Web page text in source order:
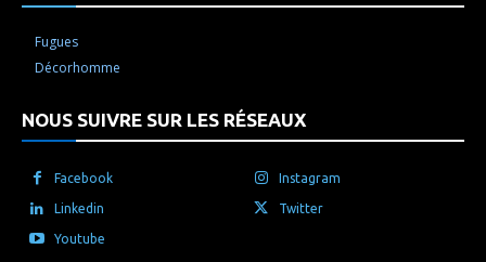
Fugues
Décorhomme
NOUS SUIVRE SUR LES RÉSEAUX
Facebook Instagram
Linkedin Twitter
Youtube